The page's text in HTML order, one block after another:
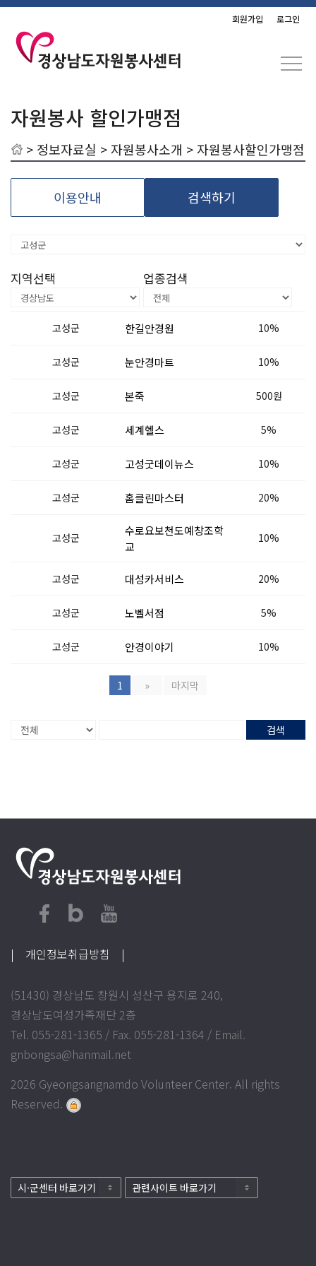
회원가입 로그인
자원봉사 할인가맹점
> 정보자료실 >자원봉사소개 > 자원봉사할인가맹점
이용안내 검색하기
지역선택 업종검색
고성군 한길안경원 10%
고성군 눈안경마트 10%
고성군 본죽 500원
고성군 세계헬스 5%
고성군 고성굿데이뉴스 10%
고성군 홈클린마스터 20%
고성군
수로요보천도예창조학
교
10%
고성군 대성카서비스 20%
고성군 노벨서점 5%
고성군 안경이야기 10%
1 » 마지막
검색
| 개인정보취급방침 |
(51430) 경상남도 창원시 성산구 용지로 240,
경상남도여성가족재단 2층
Tel. 055-281-1365 / Fax. 055-281-1364 / Email.
gnbongsa@hanmail.net
2026 Gyeongsangnamdo Volunteer Center. All rights
Reserved.